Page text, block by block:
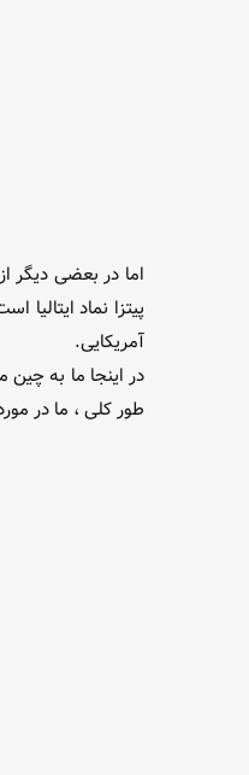
اما در بعضی دیگر
پیتزا نماد
آمریکایی.
طور کلی ، ما در